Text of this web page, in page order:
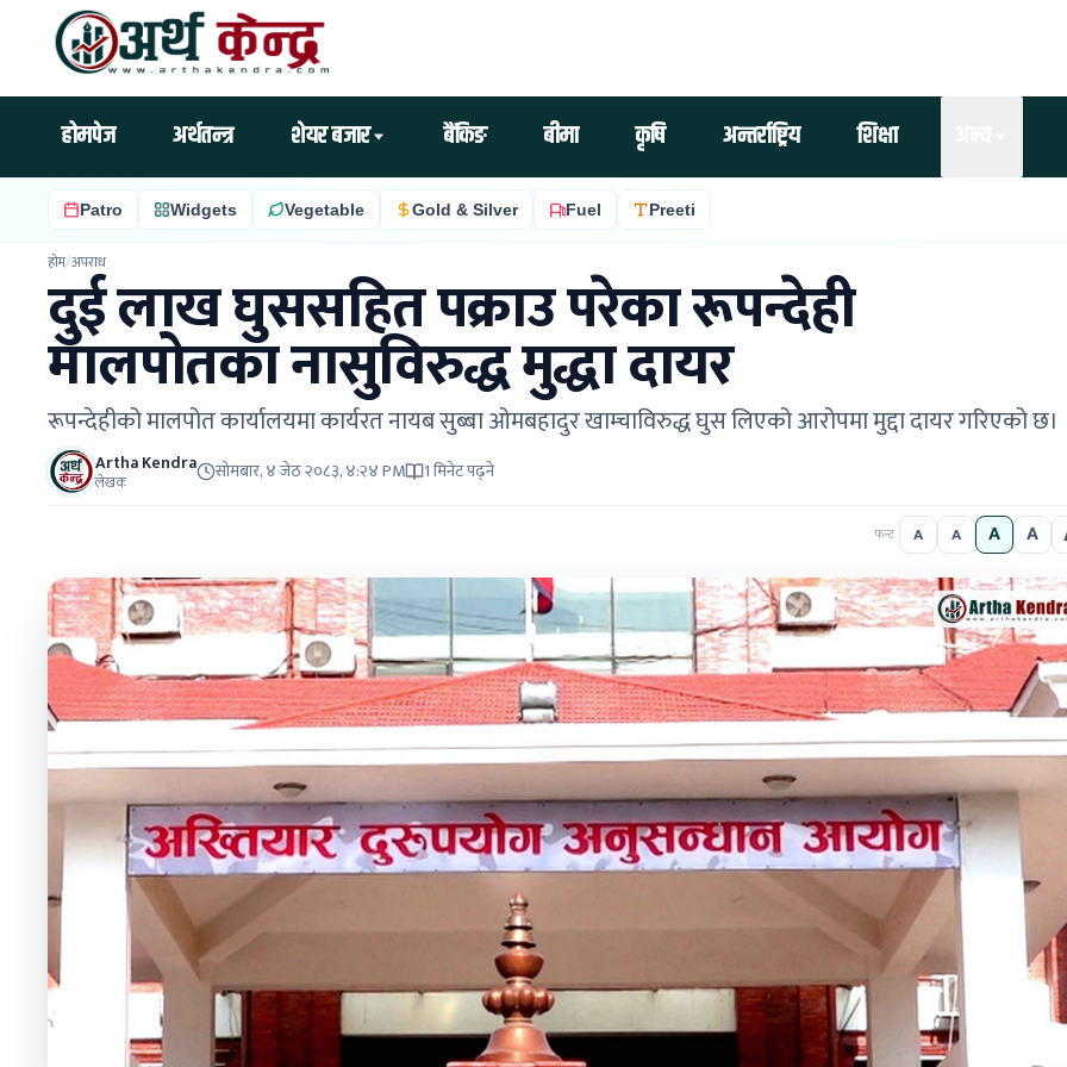
होमपेज अर्थतन्त्र शेयर बजार बैंकिङ बीमा कृषि अन्तर्राष्ट्रिय शिक्षा
Patro Widgets Vegetable Gold & Silver Fuel Preeti
होम/अपराध
दुई लाख घुससहित पक्राउ परेका रूपन्देही
मालपोतका नासुविरुद्ध मुद्धा दायर
रूपन्देहीको मालपोत कार्यालयमा कार्यरत नायब सुब्बा ओमबहादुर खाम्चाविरुद्ध घुस लिएको आरोपमा मुद्दा दायर गरिएको छ।
Artha Kendra
लेखक सोमबार, ४ जेठ २०८३, ४:२४ PM 1 मिनेट पढ्ने
फन्ट A A A A